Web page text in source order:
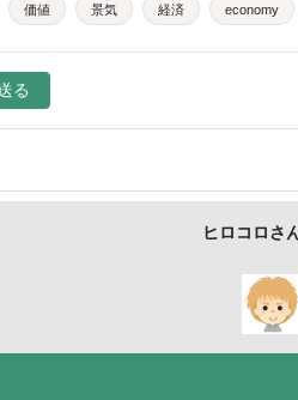
価値 景気 経済 economy
ビジネス busines 貨幣
dollる
ヒロコロさ